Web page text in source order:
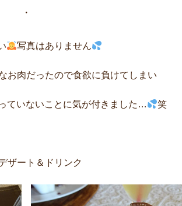
・
写真はありません
お肉だったので食欲に負けてしまい
ていないことに気が付きました… 笑
ザート＆ドリンク